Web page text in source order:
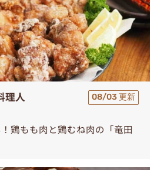
理人 08/03 更新
鶏もも肉と鶏むね肉の「竜田